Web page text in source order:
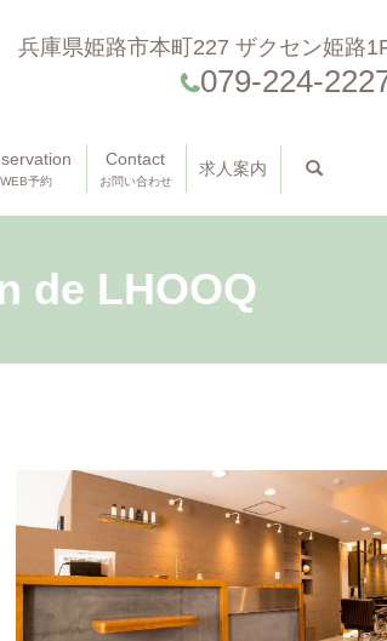
WEB予約
Contact
お問い合わせ
求人案内 search
兵庫県姫路市本町227 ザクセン姫路
079-224-
de LHOOQ